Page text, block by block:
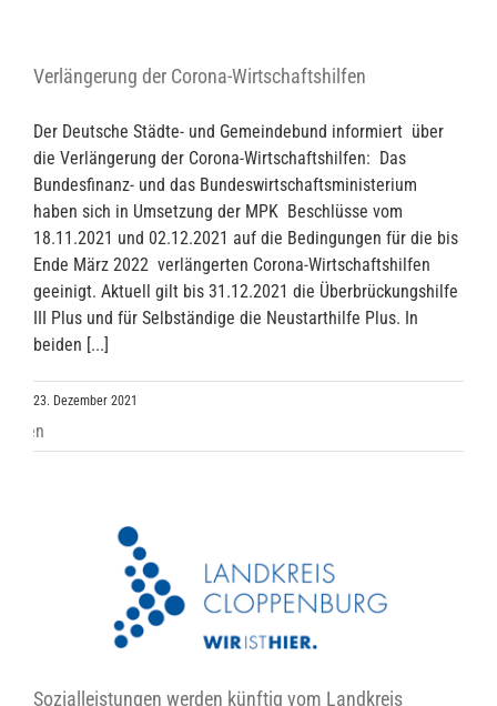
Verlängerung der Corona-Wirtschaftshilfen
Der Deutsche Städte- und Gemeindebund informiert über
die Verlängerung der Corona-Wirtschaftshilfen: Das
Bundesfinanz- und das Bundeswirtschaftsministerium
haben sich in Umsetzung der MPK Beschlüsse vom
18.11.2021 und 02.12.2021 auf die Bedingungen für die bis
Ende März 2022 verlängerten Corona-Wirtschaftshilfen
geeinigt. Aktuell gilt bis 31.12.2021 die Überbrückungshilfe
III Plus und für Selbständige die Neustarthilfe Plus. In
beiden [...]
23. Dezember 2021
Sozialleistungen werden künftig vom Landkreis